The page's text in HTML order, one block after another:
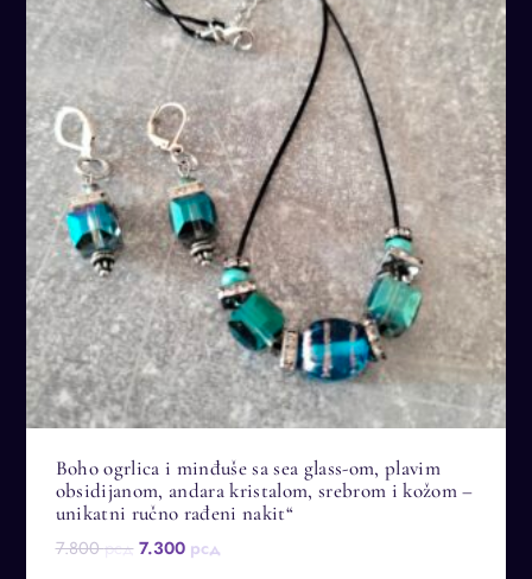
Boho ogrlica i minđuše sa sea glass-om, plavim
obsidijanom, andara kristalom, srebrom i kožom –
unikatni ručno rađeni nakit“
7.800рсд Оригинална
7.300 рсдТренутна